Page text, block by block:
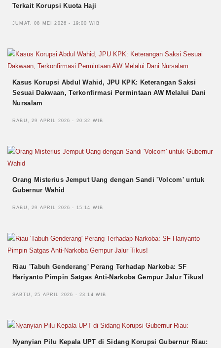
Terkait Korupsi Kuota Haji
JUMAT, 08 MEI 2026 - 19:00 WIB
Kasus Korupsi Abdul Wahid, JPU KPK: Keterangan Saksi
Sesuai Dakwaan, Terkonfirmasi Permintaan AW Melalui Dani
Nursalam
RABU, 29 APRIL 2026 - 20:32 WIB
Orang Misterius Jemput Uang dengan Sandi 'Volcom' untuk
Gubernur Wahid
RABU, 29 APRIL 2026 - 15:14 WIB
Riau 'Tabuh Genderang' Perang Terhadap Narkoba: SF
Hariyanto Pimpin Satgas Anti-Narkoba Gempur Jalur Tikus!
SABTU, 25 APRIL 2026 - 23:14 WIB
Nyanyian Pilu Kepala UPT di Sidang Korupsi Gubernur Riau: